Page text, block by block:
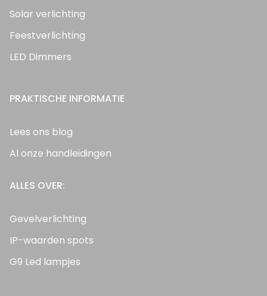
Solar verlichting
Feestverlichting
LED Dimmers
PRAKTISCHE INFORMATIE
Lees ons blog
Al onze handleidingen
ALLES OVER:
Gevelverlichting
IP-waarden spots
G9 Led lampjes